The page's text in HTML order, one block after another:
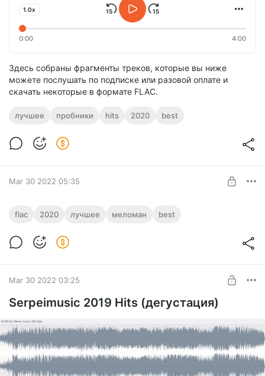
1.0x
0:00 4:00
Здесь собраны фрагменты треков, которые вы ниже
можете послушать по подписке или разовой оплате и
скачать некоторые в формате FLAC.
лучшее пробники hits 2020 best
Mar 30 2022 05:35
YEAR 2020 / Serpeimusic 2020 / best +
Best of Serpeimusic 2020
flac 2020 лучшее меломан best
Mar 30 2022 03:25
Serpeimusic 2019 Hits (дегустация)